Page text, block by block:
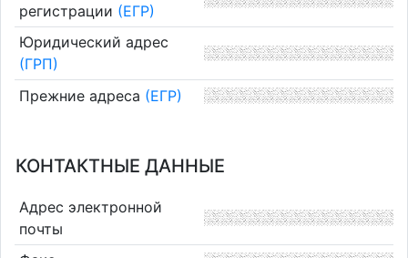
регистрации (ЕГР)
Юридический адрес
(ГРП)
Прежние адреса (ЕГР)
КОНТАКТНЫЕ ДАННЫЕ
Адрес электронной
почты